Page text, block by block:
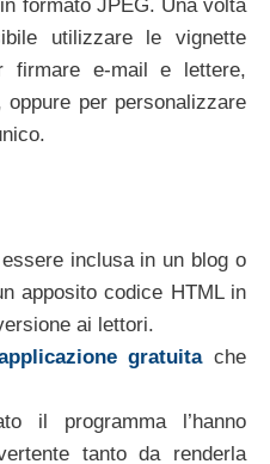
formato JPEG. Una volta
utilizzare le vignette
firmare e-mail e lettere,
oppure per personalizzare
inclusa in un blog o
apposito codice HTML in
ai lettori.
gratuitache
il programma l’hanno
tanto da renderla